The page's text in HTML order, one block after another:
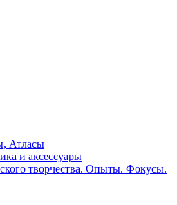
Атласы
и аксессуары
творчества. Опыты. Фокусы.